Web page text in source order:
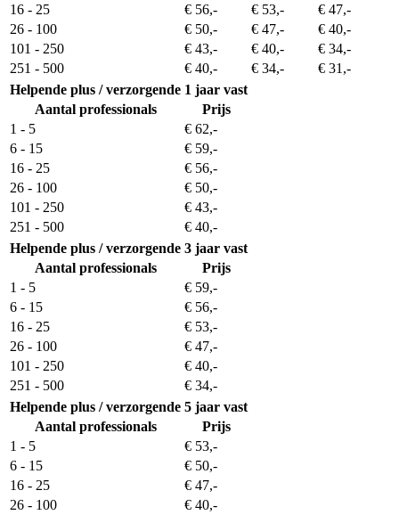
16 - 25
€ 56,- € 53,-
€ 47,-
26 - 100
€ 50,- € 47,-
€ 40,-
101 - 250
€ 43,- € 40,-
€ 34,-
251 - 500
€ 40,- € 34,-
€ 31,-
Helpende plus / verzorgende 1 jaar vast
Aantal professionals
Prijs
1 - 5
€ 62,-
6 - 15
€ 59,-
16 - 25
€ 56,-
26 - 100
€ 50,-
101 - 250
€ 43,-
251 - 500
€ 40,-
Helpende plus / verzorgende 3 jaar vast
Aantal professionals
Prijs
1 - 5
€ 59,-
6 - 15
€ 56,-
16 - 25
€ 53,-
26 - 100
€ 47,-
101 - 250
€ 40,-
251 - 500
€ 34,-
Helpende plus / verzorgende 5 jaar vast
Aantal professionals
Prijs
1 - 5
€ 53,-
6 - 15
€ 50,-
16 - 25
€ 47,-
26 - 100
€ 40,-